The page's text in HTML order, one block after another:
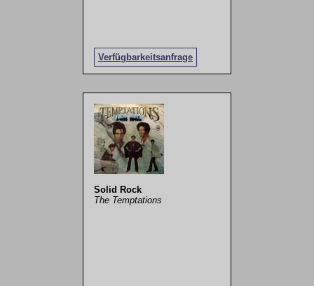
Verfügbarkeitsanfrage
Solid Rock
The Temptations